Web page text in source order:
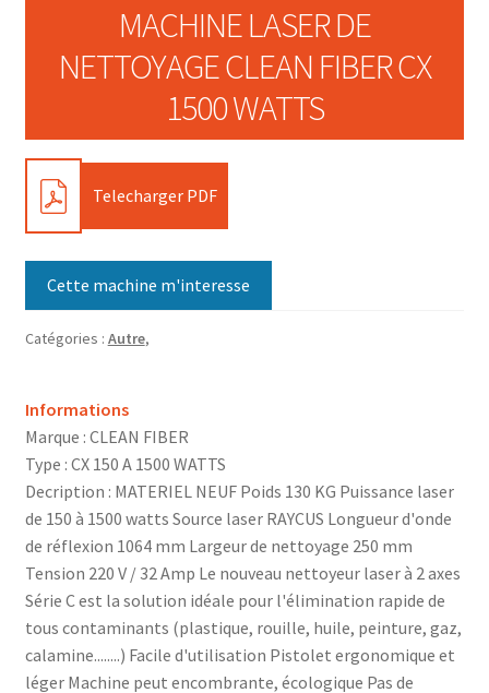
MACHINE LASER DE
NETTOYAGE CLEAN FIBER CX
1500 WATTS
PDF Telecharger PDF
Cette machine m'interesse
Catégories : Autre,
Informations
Marque : CLEAN FIBER
Type : CX 150 A 1500 WATTS
Decription : MATERIEL NEUF Poids 130 KG Puissance laser
de 150 à 1500 watts Source laser RAYCUS Longueur d'onde
de réflexion 1064 mm Largeur de nettoyage 250 mm
Tension 220 V / 32 Amp Le nouveau nettoyeur laser à 2 axes
Série C est la solution idéale pour l'élimination rapide de
tous contaminants (plastique, rouille, huile, peinture, gaz,
calamine........) Facile d'utilisation Pistolet ergonomique et
léger Machine peut encombrante, écologique Pas de